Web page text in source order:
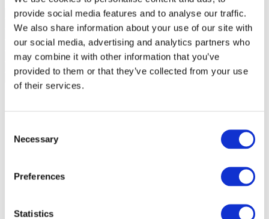
provide social media features and to analyse our traffic.
We also share information about your use of our site with
our social media, advertising and analytics partners who
may combine it with other information that you’ve
provided to them or that they’ve collected from your use
of their services.
Selection
Necessary
Preferences
Statistics